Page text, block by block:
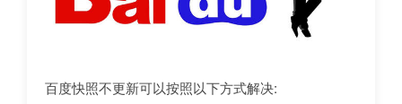
百度快照不更新可以按照以下方式解决: